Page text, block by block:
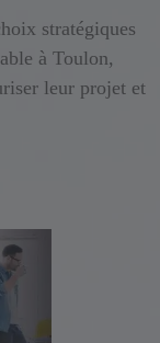
stratégiques
à Toulon,
leur projet et